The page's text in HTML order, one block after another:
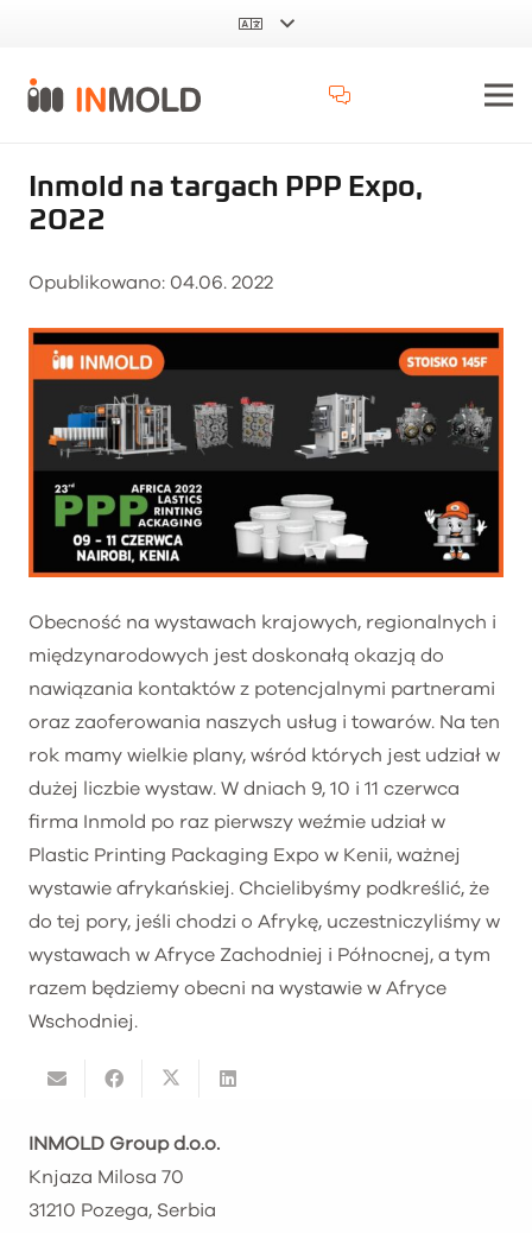
Inmold na targach PPP Expo,
2022
Opublikowano: 04.06. 2022
Obecność na wystawach krajowych, regionalnych i
międzynarodowych jest doskonałą okazją do
nawiązania kontaktów z potencjalnymi partnerami
oraz zaoferowania naszych usług i towarów. Na ten
rok mamy wielkie plany, wśród których jest udział w
dużej liczbie wystaw. W dniach 9, 10 i 11 czerwca
firma Inmold po raz pierwszy weźmie udział w
Plastic Printing Packaging Expo w Kenii, ważnej
wystawie afrykańskiej. Chcielibyśmy podkreślić, że
do tej pory, jeśli chodzi o Afrykę, uczestniczyliśmy w
wystawach w Afryce Zachodniej i Północnej, a tym
razem będziemy obecni na wystawie w Afryce
Wschodniej.
INMOLD Group d.o.o.
Knjaza Milosa 70
31210 Pozega, Serbia